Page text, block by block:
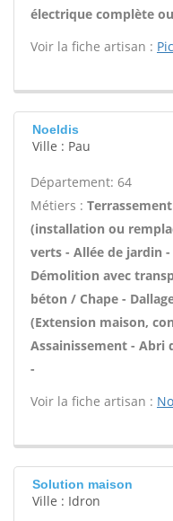
électrique complète
Voir la fiche artisan :
Noeldis
Ville : Pau
Département: 64
Métiers :
(installation ou
verts - Allée de jardin
Démolition avec
béton / Chape -
(Extension maison,
Assainissement - Abri
-
Voir la fiche artisan :
Solution maison
Ville : Idron